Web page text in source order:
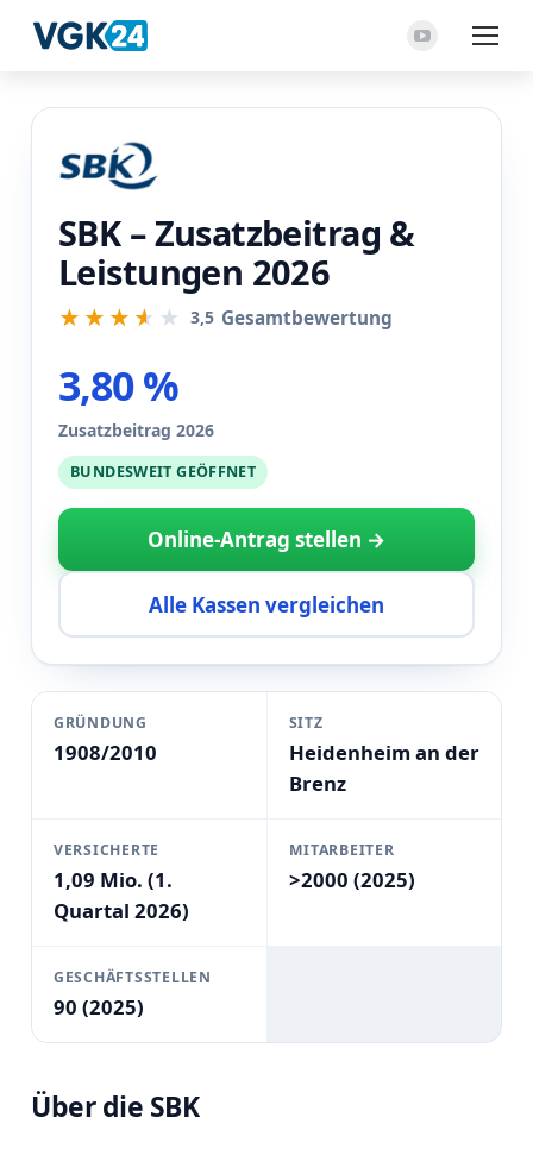
YouTube
wird
SBK – Zusatzbeitrag &
Leistungen 2026
3,5 Gesamtbewertung
3,80 %
Zusatzbeitrag 2026
BUNDESWEIT GEÖFFNET
Online-Antrag stellen →
Alle Kassen vergleichen
GRÜNDUNG
1908/2010
SITZ
Heidenheim an der
Brenz
VERSICHERTE
1,09 Mio. (1.
Quartal 2026)
MITARBEITER
>2000 (2025)
GESCHÄFTSSTELLEN
90 (2025)
Über die SBK